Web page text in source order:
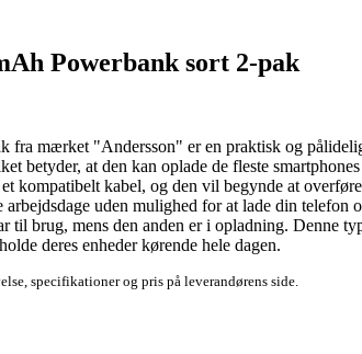
Powerbank sort 2-pak
fra mærket "Andersson" er en praktisk og
betyder, at den kan oplade de fleste
kompatibelt kabel, og den vil begynde at
arbejdsdage uden mulighed for at lade din
til brug, mens den anden er i opladning. Denne
deres enheder kørende hele dagen.
specifikationer og pris på leverandørens side.